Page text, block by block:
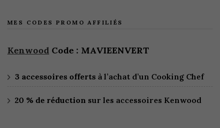
MES CODES PROMO AFFILIÉS
Kenwood Code : MAVIEENVERT
3 accessoires offerts à l’achat d’un Cooking Chef
20 % de réduction sur les accessoires Kenwood